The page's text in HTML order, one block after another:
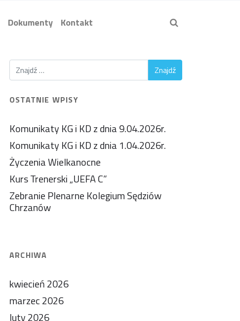
Dokumenty Kontakt
OSTATNIE WPISY
Komunikaty KG i KD z dnia 9.04.2026r.
Komunikaty KG i KD z dnia 1.04.2026r.
Życzenia Wielkanocne
Kurs Trenerski „UEFA C”
Zebranie Plenarne Kolegium Sędziów
Chrzanów
ARCHIWA
kwiecień 2026
marzec 2026
luty 2026